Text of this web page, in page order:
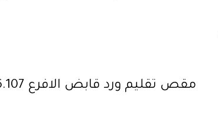
مقص تقليم ورد قابض الافرع LOWE 16.107